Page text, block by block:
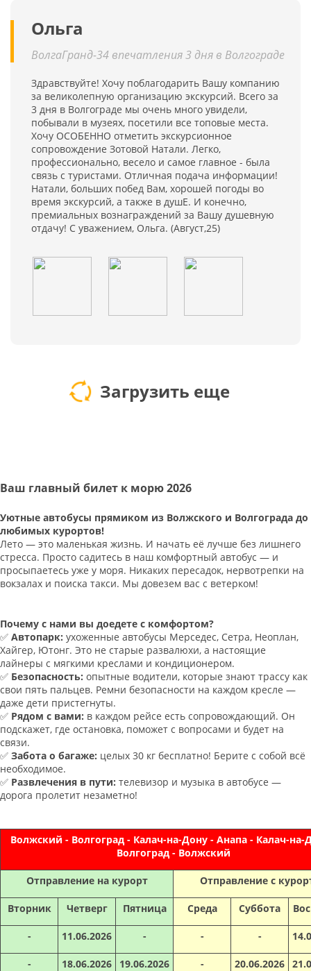
Ольга
ВолгаГранд-34 впечатления 3 дня в Волгограде
Здравствуйте! Хочу поблагодарить Вашу компанию
за великолепную организацию экскурсий. Всего за
3 дня в Волгограде мы очень много увидели,
побывали в музеях, посетили все топовые места.
Хочу ОСОБЕННО отметить экскурсионное
сопровождение Зотовой Натали. Легко,
профессионально, весело и самое главное - была
связь с туристами. Отличная подача информации!
Натали, больших побед Вам, хорошей погоды во
время экскурсий, а также в душЕ. И конечно,
премиальных вознаграждений за Вашу душевную
отдачу! С уважением, Ольга. (Август,25)
Загрузить еще
Ваш главный билет к морю 2026
Уютные автобусы прямиком из Волжского и Волгограда до
любимых курортов!
Лето — это маленькая жизнь. И начать её лучше без лишнего
стресса. Просто садитесь в наш комфортный автобус — и
просыпаетесь уже у моря. Никаких пересадок, нервотрепки на
вокзалах и поиска такси. Мы довезем вас с ветерком!
Почему с нами вы доедете с комфортом?
✅ Автопарк: ухоженные автобусы Мерседес, Сетра, Неоплан,
Хайгер, Ютонг. Это не старые развалюхи, а настоящие
лайнеры с мягкими креслами и кондиционером.
✅ Безопасность: опытные водители, которые знают трассу как
свои пять пальцев. Ремни безопасности на каждом кресле —
даже дети пристегнуты.
✅ Рядом с вами: в каждом рейсе есть сопровождающий. Он
подскажет, где остановка, поможет с вопросами и будет на
связи.
✅ Забота о багаже: целых 30 кг бесплатно! Берите с собой всё
необходимое.
✅ Развлечения в пути: телевизор и музыка в автобусе —
дорога пролетит незаметно!
Волжский - Волгоград - Калач-на-Дону - Анапа - Калач-на-
Волгоград - Волжский
Отправление на курорт Отправление с
Вторник Четверг Пятница Среда Суббота
- 11.06.2026 - - -
- 18.06.2026 19.06.2026 - 20.06.2026